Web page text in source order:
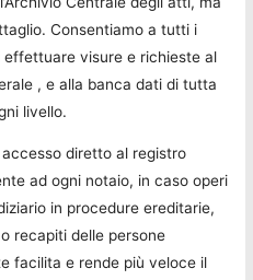
Consentiamo a tutti i
visure e richieste al
, e alla banca dati di tutta
livello.
diretto al registro
ad ogni notaio, in caso operi
in procedure ereditarie,
recapiti delle persone
facilita e rende più veloce il